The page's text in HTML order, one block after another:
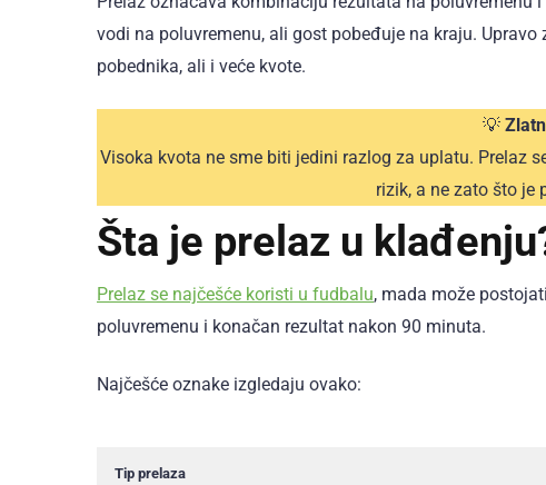
vodi na poluvremenu, ali gost pobeđuje na kraju.
pobednika, ali i veće kvote.
💡
Visoka kvota ne sme biti jedini razlog za uplatu. Prelaz
rizik, a ne zato što je
Šta je prelaz u
Prelaz se najčešće koristi u fudbalu, mada može
poluvremenu i konačan rezultat nakon 90 minuta.
Najčešće oznake izgledaju ovako:
Tip prelaza